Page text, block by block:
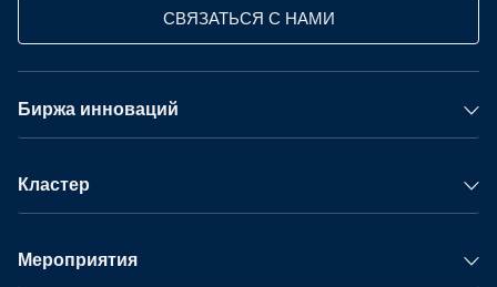
СВЯЗАТЬСЯ С НАМИ
Биржа инноваций
Кластер
Мероприятия